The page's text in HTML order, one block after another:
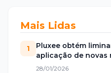
Mais Lidas
1
Pluxee obtém
aplicação de novas
alimentação
28/01/2026